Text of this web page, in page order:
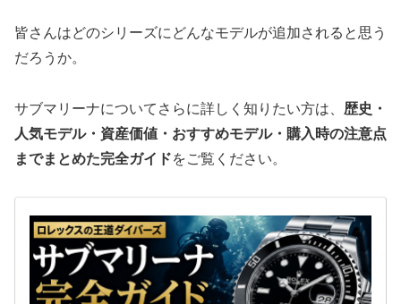
皆さんはどのシリーズにどんなモデルが追加されると思う
だろうか。
サブマリーナについてさらに詳しく知りたい方は、 歴史・
人気モデル・資産価値・おすすめモデル・購入時の注意点
までまとめた完全ガイドをご覧ください。